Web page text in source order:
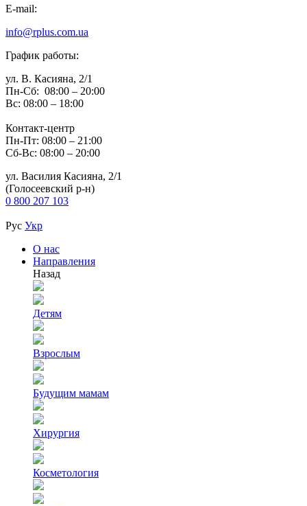
E-mail:
info@rplus.com.ua
График работы:
ул. В. Касияна, 2/1
Пн-Сб: 08:00 – 20:00
Вс: 08:00 – 18:00
Контакт-центр
Пн-Пт: 08:00 – 21:00
Сб-Вс: 08:00 – 20:00
ул. Василия Касияна, 2/1
(Голосеевский р-н)
0 800 207 103
Рус Укр
О нас
Направления
Назад
Детям
Взрослым
Будущим мамам
Хирургия
Косметология